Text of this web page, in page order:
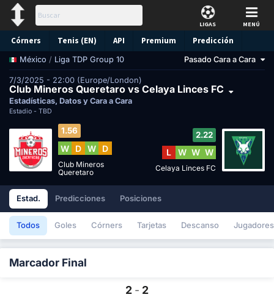
LIGAS MENÚ
Córners Tenis (EN) API Premium Predicción
México / Liga TDP Group 10 Pasado Cara a Cara
7/3/2025 - 22:00 (Europe/London)
Club Mineros Queretaro vs Celaya Linces FC
Estadísticas, Datos y Cara a Cara
Estadio - TBD
1.56
W D W D
Club Mineros
Queretaro
2.22
L W W W
Celaya Linces FC
Estad. Predicciones Posiciones
Todos Goles Córners Tarjetas Descanso Jugadores
Marcador Final
2 - 2